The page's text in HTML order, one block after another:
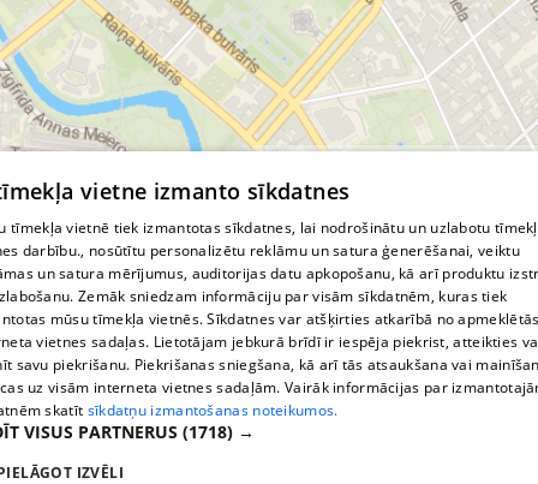
© MapTiler© OpenStreetMap contributors
vietne izmanto sīkdatnes
tīmekļa vietnē tiek izmantotas sīkdatnes, lai nodrošinātu un uzlabotu
darbību., nosūtītu personalizētu reklāmu un satura ģenerēšanai, veiktu
un satura mērījumus, auditorijas datu apkopošanu, kā arī produktu
Zemāk sniedzam informāciju par visām sīkdatnēm, kuras tiek
mūsu tīmekļa vietnēs. Sīkdatnes var atšķirties atkarībā no
vietnes sadaļas. Lietotājam jebkurā brīdī ir iespēja piekrist, atteikties
savu piekrišanu. Piekrišanas sniegšana, kā arī tās atsaukšana vai
uz visām interneta vietnes sadaļām. Vairāk informācijas par
skatīt sīkdatņu izmantošanas noteikumos.
VISUS PARTNERUS (1718) →
IZVĒLI